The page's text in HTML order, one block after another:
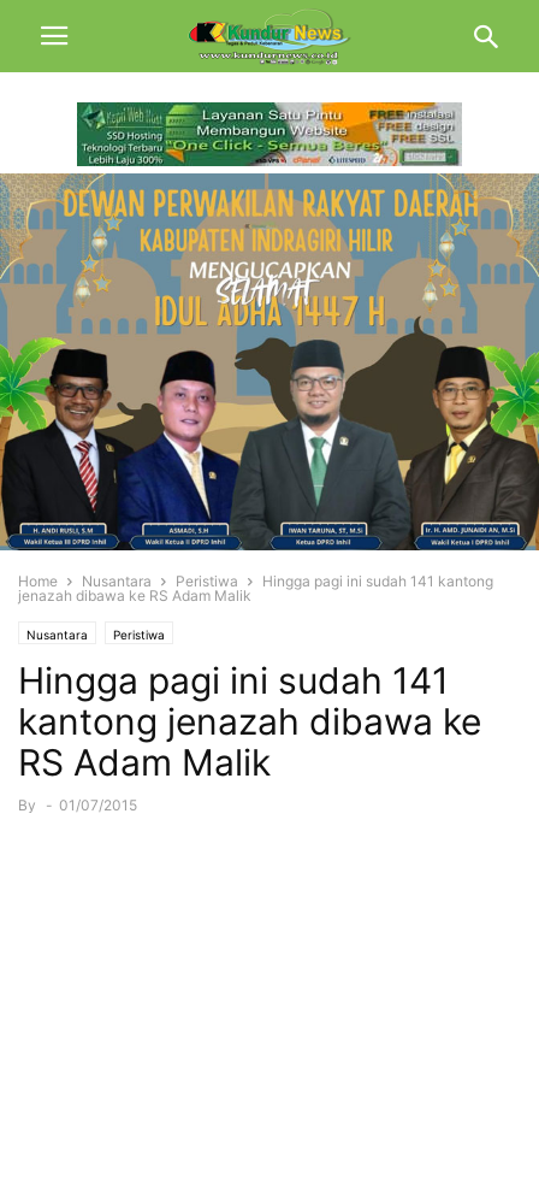
Home Nusantara Peristiwa
Hingga pagi ini sudah 141 kantong
jenazah dibawa ke RS Adam Malik
Nusantara Peristiwa
Hingga pagi ini sudah 141
kantong jenazah dibawa ke
RS Adam Malik
By - 01/07/2015